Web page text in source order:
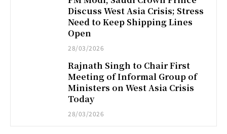
Discuss West Asia Crisis; Stress
Need to Keep Shipping Lines
Open
28/03/2026
Rajnath Singh to Chair First
Meeting of Informal Group of
Ministers on West Asia Crisis
Today
28/03/2026